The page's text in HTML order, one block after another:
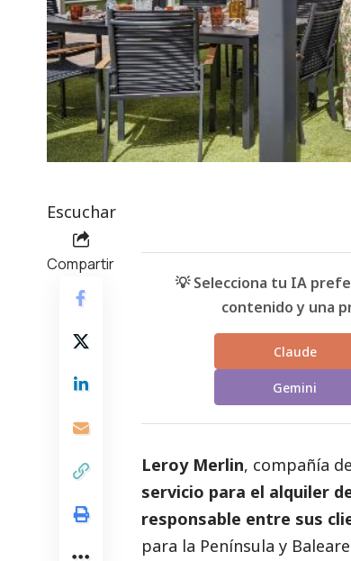
Escuchar
Compartir
💡 Selecciona tu IA
contenido y una
Claude
Gemini
Leroy Merlin, compañía
servicio para el alquiler
responsable entre sus
para la Península y